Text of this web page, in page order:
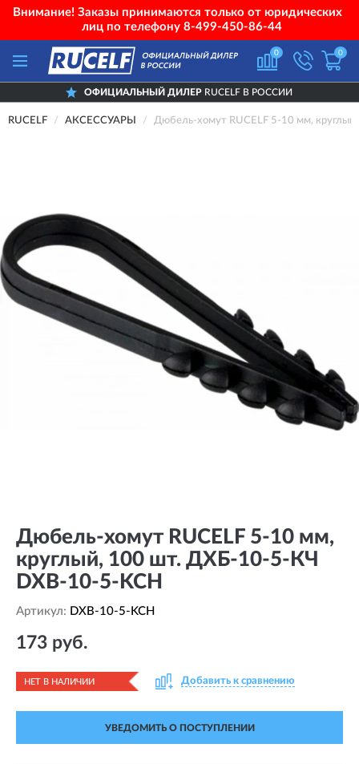
Внимание! Заказы принимаются только от юридических
лиц по телефону 8-499-450-86-44
0 0
ОФИЦИАЛЬНЫЙ ДИЛЕРRUCELF В РОССИИ
RUCELF АКСЕССУАРЫ Дюбель-хомут RUCELF 5-10 мм,
Дюбель-хомут RUCELF 5-10 мм,
круглый, 100 шт. ДХБ-10-5-КЧ
DXB-10-5-KCH
Артикул: DXB-10-5-KCH
173 руб.
НЕТ В НАЛИЧИИ Добавить к сравнению
УВЕДОМИТЬ О ПОСТУПЛЕНИИ